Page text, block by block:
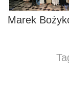
Marek